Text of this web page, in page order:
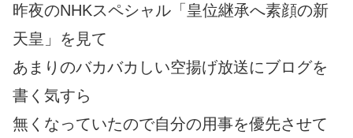
昨夜のNHKスペシャル「皇位継承へ素顔の新
天皇」を見て
あまりのバカバカしい空揚げ放送にブログを
書く気すら
無くなっていたので自分の用事を優先させて